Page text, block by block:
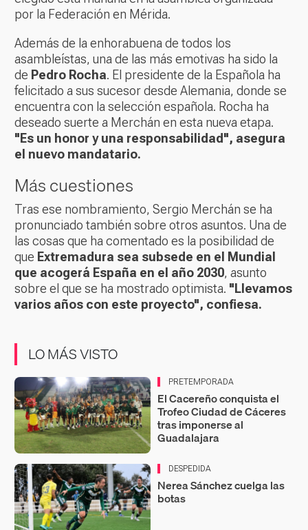
por la Federación en Mérida.
Además de la enhorabuena de todos los
asambleístas, una de las más emotivas ha sido la
de Pedro Rocha. El presidente de la Española ha
felicitado a sus sucesor desde Alemania, donde se
encuentra con la selección española. Rocha ha
deseado suerte a Merchán en esta nueva etapa.
"Es un honor y una responsabilidad", asegura
el nuevo mandatario.
Más cuestiones
Tras ese nombramiento, Sergio Merchán se ha
pronunciado también sobre otros asuntos. Una de
las cosas que ha comentado es la posibilidad de
que Extremadura sea subsede en el Mundial
que acogerá España en el año 2030, asunto
sobre el que se ha mostrado optimista. "Llevamos
varios años con este proyecto", confiesa.
LO MÁS VISTO
PRETEMPORADA
El Cacereño conquista el
Trofeo Ciudad de Cáceres
tras imponerse al
Guadalajara
DESPEDIDA
Nerea Sánchez cuelga las
botas